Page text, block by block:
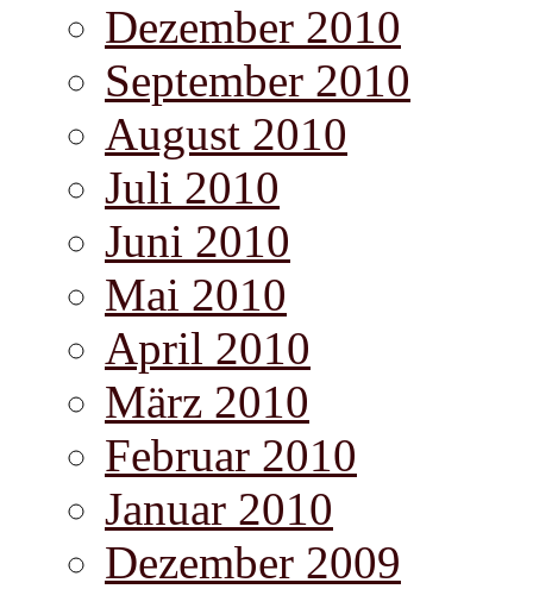
Dezember 2010
September 2010
August 2010
Juli 2010
Juni 2010
Mai 2010
April 2010
März 2010
Februar 2010
Januar 2010
Dezember 2009